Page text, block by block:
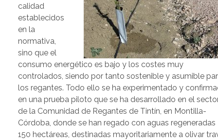
calidad
establecidos
en la
normativa,
sino que el
consumo energético es bajo y los costes muy
controlados, siendo por tanto sostenible y asumible
los regantes. Todo ello se ha experimentado y
en una prueba piloto que se ha desarrollado en el
de la Comunidad de Regantes de Tintín, en Montilla-
Córdoba, donde se han regado con aguas regeneradas
150 hectáreas, destinadas mayoritariamente a olivar